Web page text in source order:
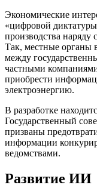
Экономические
«цифровой
производства наряду
Так, местные органы
между
частными
приобрести
электроэнергию.
В разработке
Государственный
призваны
информации
ведомствами.
Развитие ИИ